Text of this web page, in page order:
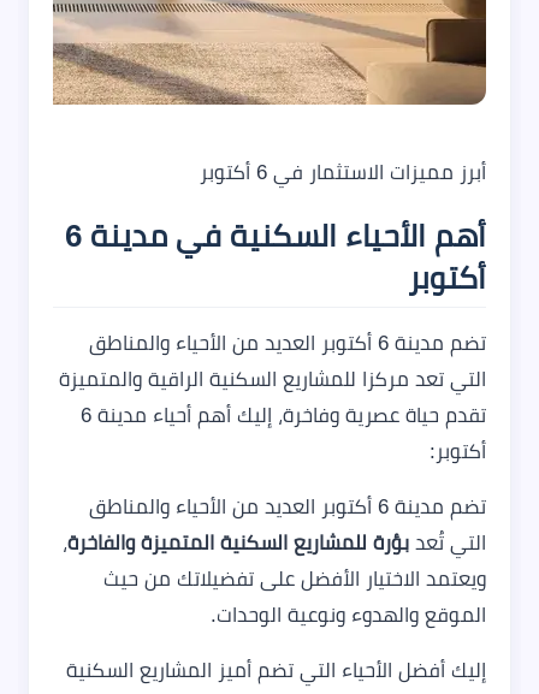
أبرز مميزات الاستثمار في 6 أكتوبر
أهم الأحياء السكنية في مدينة 6
أكتوبر
تضم مدينة 6 أكتوبر العديد من الأحياء والمناطق
التي تعد مركزا للمشاريع السكنية الراقية والمتميزة
تقدم حياة عصرية وفاخرة، إليك أهم أحياء مدينة 6
أكتوبر:
تضم مدينة 6 أكتوبر العديد من الأحياء والمناطق
التي تُعد بؤرة للمشاريع السكنية المتميزة والفاخرة،
ويعتمد الاختيار الأفضل على تفضيلاتك من حيث
الموقع والهدوء ونوعية الوحدات.
إليك أفضل الأحياء التي تضم أميز المشاريع السكنية